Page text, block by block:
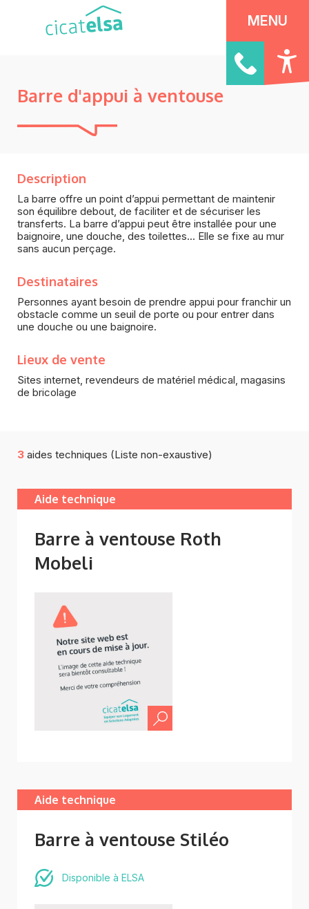
Panneau de gestion des cookies
MENU
Barre d'appui à ventouse
Description
La barre offre un point d’appui permettant de maintenir
son équilibre debout, de faciliter et de sécuriser les
transferts. La barre d’appui peut être installée pour une
baignoire, une douche, des toilettes... Elle se fixe au mur
sans aucun perçage.
Destinataires
Personnes ayant besoin de prendre appui pour franchir un
obstacle comme un seuil de porte ou pour entrer dans
une douche ou une baignoire.
Lieux de vente
Sites internet, revendeurs de matériel médical, magasins
de bricolage
3 aides techniques (Liste non-exaustive)
Aide technique
Barre à ventouse Roth
Mobeli
Aide technique
Barre à ventouse Stiléo
Disponible à ELSA